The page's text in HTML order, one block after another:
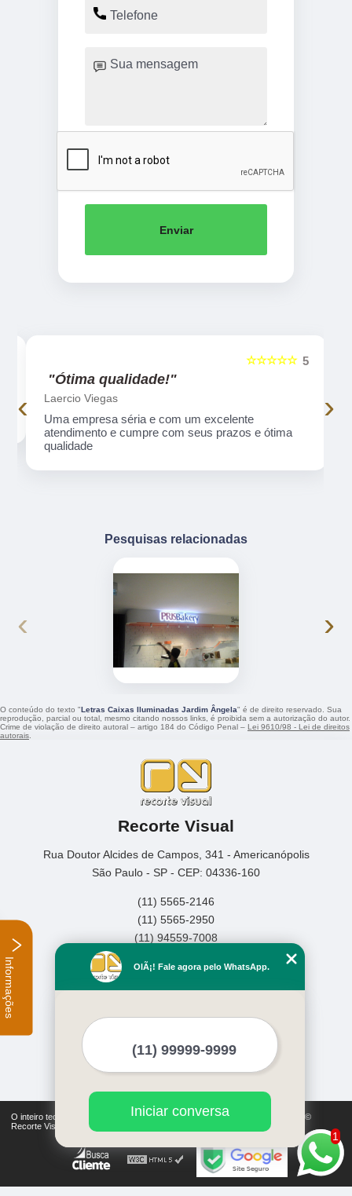
Enviar
5
☆☆☆☆☆
"Ótima qualidade!"
Laercio Viegas
Uma empresa séria e com um excelente
atendimento e cumpre com seus prazos e ótima
qualidade
‹ ›
Pesquisas relacionadas
‹ ›
O conteúdo do texto "Letras Caixas Iluminadas Jardim Ângela" é de direito reservado. Sua
reprodução, parcial ou total, mesmo citando nossos links, é proibida sem a autorização do autor.
Crime de violação de direito autoral – artigo 184 do Código Penal – Lei 9610/98 - Lei de direitos
autorais
Recorte Visual
Rua Doutor Alcides de Campos, 341 - Americanópolis
São Paulo - SP - CEP: 04336-160
(11) 5565-2146
(11) 5565-2950
(11) 94559-7008
Home
Serviços
Mapa do site
Mais Serviços
O inteiro teor deste site está sujeito à proteção de direitos autorais. Copyright©
Recorte Visual (Lei 9610 de 19/02/1998)
1
OlÃ¡! Fale agora pelo WhatsApp.
Iniciar conversa
Informações